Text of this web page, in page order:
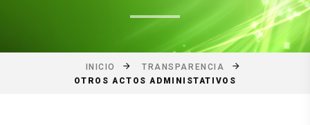
INICIO
TRANSPARENCIA
OTROS ACTOS ADMINISTATIVOS